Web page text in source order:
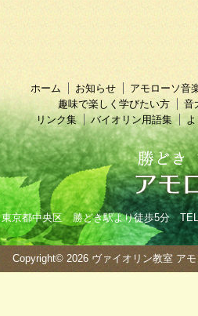
ホーム お知らせ
アモローソ音
趣味で楽しく学びたい方
音
リンク集
バイオリン用語集
東京都中央区 勝どき駅より徒歩5分
Copyright© 2026 ヴァイオリン教室 ア